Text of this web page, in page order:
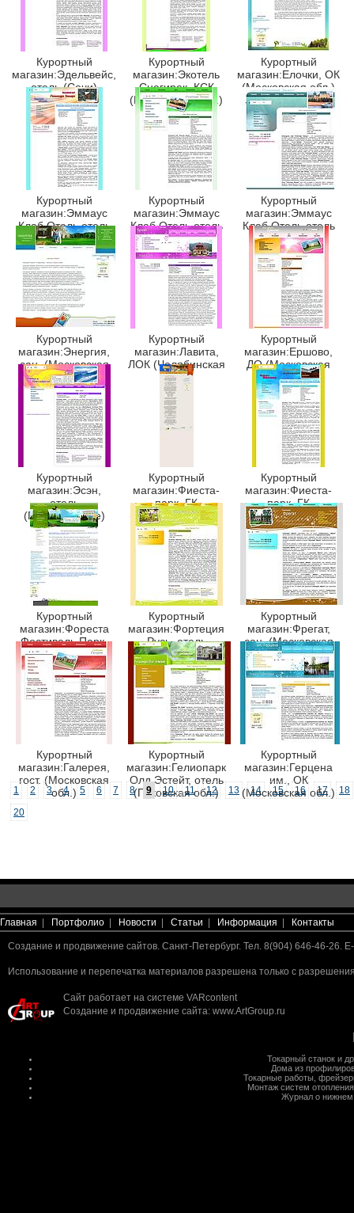
Курортный
магазин:Эдельвейс,
отель (Сочи)
Курортный
магазин:Экотель
Снегирек, КСК
(Московская обл.)
Курортный
магазин:Елочки, ОК
(Московская обл.)
Курортный
магазин:Эммаус
Клаб Отель,отель
(Тверская обл.)
Курортный
магазин:Эммаус
Клаб Отель,отель
(Тверская обл.)
Курортный
магазин:Эммаус
Клаб Отель,отель
(Тверская обл.)
Курортный
магазин:Энергия,
сан. (Московская
обл.)
Курортный
магазин:Лавита,
ЛОК (Челябинская
обл.)
Курортный
магазин:Ершово,
ДО (Московская
обл.)
Курортный
магазин:Эсэн,
отель
(Приэльбрусье)
Курортный
магазин:Фиеста-
парк, ГК
(Московская обл.)
Курортный
магазин:Фиеста-
парк, ГК
(Московская обл.)
Курортный
магазин:Фореста
Фестиваль Парк,
отель (Московская
обл.)
Курортный
магазин:Фортеция
Русь, отель
(Ивановская обл.)
Курортный
магазин:Фрегат,
сан. (Московская
обл.)
Курортный
магазин:Галерея,
гост. (Московская
обл.)
Курортный
магазин:Гелиопарк
Олд Эстейт, отель
(Псковская обл.)
Курортный
магазин:Герцена
им., ОК
(Московская обл.)
1 2 3 4 5 6 7 8 9 10 11 12 13 14 15 16 17
18
20
Главная Портфолио Новости Статьи Информация Контакты
Создание и продвижение сайтов. Санкт-Петербург. Тел. 8(904) 646-46-26.
Использование и перепечатка материалов разрешена только с
Сайт работает на системе VARcontent
Создание и продвижение сайта: www.ArtGroup.ru
Токарный станок и
Дома из
Токарные работы
Монтаж систем отопления
Журнал о нижнем